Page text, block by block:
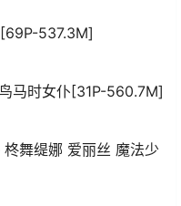
537.3M]
马时女仆[31P-560.7M]
舞缇娜 爱丽丝 魔法少